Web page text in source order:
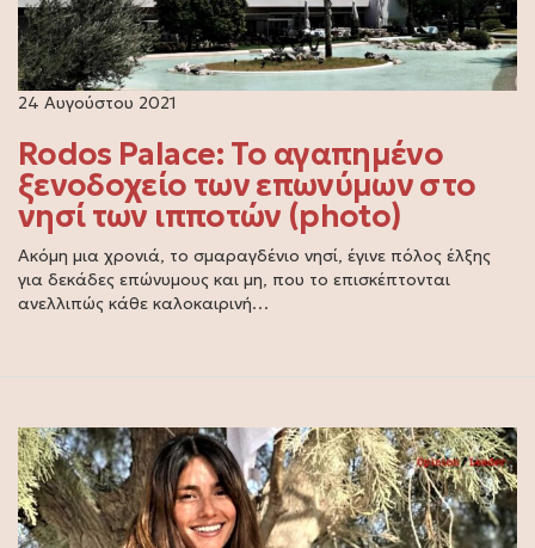
24 Αυγούστου 2021
Rodos Palace: Το αγαπημένο
ξενοδοχείο των επωνύμων στο
νησί των ιπποτών (photo)
Ακόμη μια χρονιά, το σμαραγδένιο νησί, έγινε πόλος έλξης
για δεκάδες επώνυμους και μη, που το επισκέπτονται
ανελλιπώς κάθε καλοκαιρινή…